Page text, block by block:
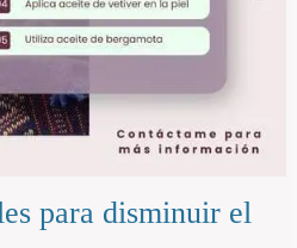
para disminuir el